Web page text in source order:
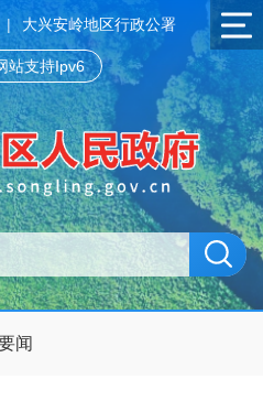
| 大兴安岭地区行政公署
站支持Ipv6
闻